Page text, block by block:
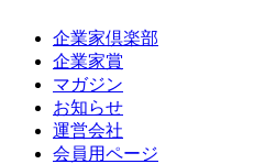
企業家倶楽部
企業家賞
マガジン
お知らせ
運営会社
会員用ページ